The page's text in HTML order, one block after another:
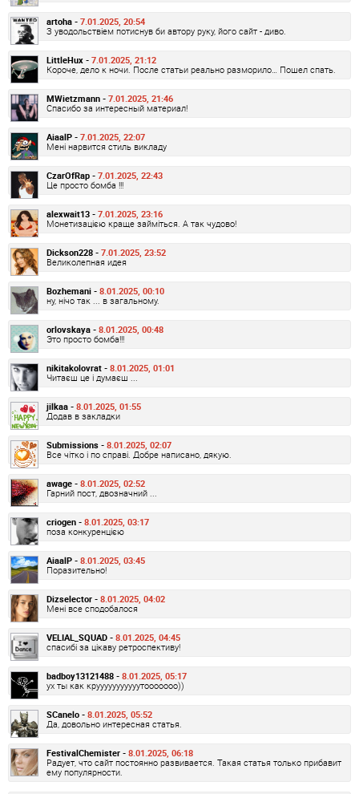
artoha - 7.01.2025, 20:54
З уводольствіем потиснув би автору руку, його сайт - диво.
LittleHux - 7.01.2025, 21:12
Короче, дело к ночи. После статьи реально разморило… Пошел спать.
MWietzmann - 7.01.2025, 21:46
Спасибо за интересный материал!
AiaalP - 7.01.2025, 22:07
Мені нарвится стиль викладу
CzarOfRap - 7.01.2025, 22:43
Це просто бомба !!!
alexwait13 - 7.01.2025, 23:16
Монетизацією краще займіться. А так чудово!
Dickson228 - 7.01.2025, 23:52
Великолепная идея
Bozhemani - 8.01.2025, 00:10
ну, нічо так ... в загальному.
orlovskaya - 8.01.2025, 00:48
Это просто бомба!!!
nikitakolovrat - 8.01.2025, 01:01
Читаєш це і думаєш ...
jilkaa - 8.01.2025, 01:55
Додав в закладки
Submissions - 8.01.2025, 02:07
Все чітко і по справі. Добре написано, дякую.
awage - 8.01.2025, 02:52
Гарний пост, двозначний ...
criogen - 8.01.2025, 03:17
поза конкуренцією
AiaalP - 8.01.2025, 03:45
Поразительно!
Dizselector - 8.01.2025, 04:02
Мені все сподобалося
VELIAL_SQUAD - 8.01.2025, 04:45
спасибі за цікаву ретроспективу!
badboy13121488 - 8.01.2025, 05:17
ух ты как крууууууууууутооооооо))
SCanelo - 8.01.2025, 05:52
Да, довольно интересная статья.
FestivalChemister - 8.01.2025, 06:18
Радует, что сайт постоянно развивается. Такая статья только прибавит
ему популярности.